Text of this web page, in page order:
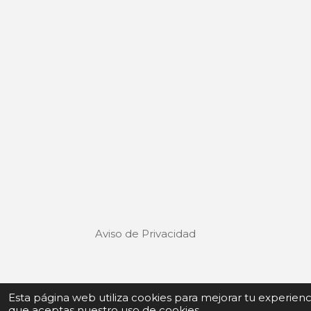
Esta página web utiliza cookies para mejorar tu
Aviso de Privacidad